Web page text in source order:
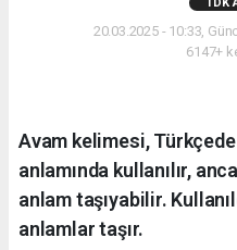
20.03.2025 - 10:33,
6147+
Avam kelimesi,
anlamında kullanılır,
anlam taşıyabilir.
anlamlar taşır.